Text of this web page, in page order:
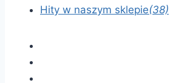
Hity w naszym sklepie(38)